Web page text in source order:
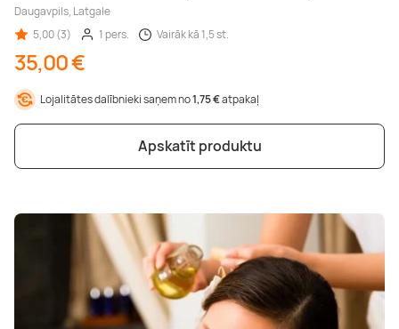
Daugavpils, Latgale
5,00 (3)
1 pers. Vairāk kā 1,5 st.
35,00 €
Lojalitātes dalībnieki saņem no1,75 €atpakaļ
Apskatīt produktu